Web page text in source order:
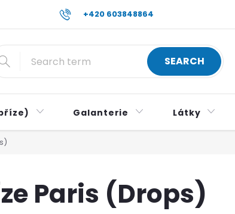
+420 603848864
Reklamace a vrácení zboží
SEARCH
Galanterie Látky
Paris (Drops)